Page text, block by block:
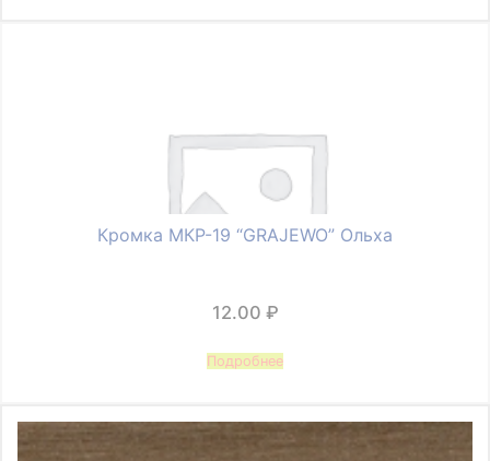
Кромка МКР-19 “GRAJEWO” Ольха
12.00 ₽
Подробнее